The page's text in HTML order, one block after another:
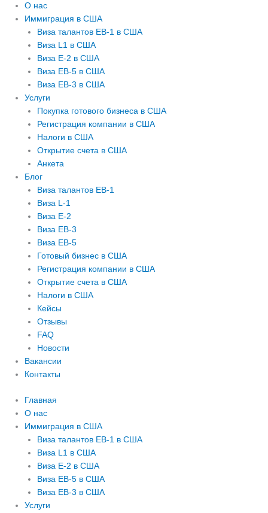
О нас
Иммиграция в США
Виза талантов EB-1 в США
Виза L1 в США
Виза E-2 в США
Виза EB-5 в США
Виза EB-3 в США
Услуги
Покупка готового бизнеса в США
Регистрация компании в США
Налоги в США
Открытие счета в США
Анкета
Блог
Виза талантов EB-1
Виза L-1
Виза E-2
Виза EB-3
Виза EB-5
Готовый бизнес в США
Регистрация компании в США
Открытие счета в США
Налоги в США
Кейсы
Отзывы
FAQ
Новости
Вакансии
Контакты
Главная
О нас
Иммиграция в США
Виза талантов EB-1 в США
Виза L1 в США
Виза E-2 в США
Виза EB-5 в США
Виза EB-3 в США
Услуги